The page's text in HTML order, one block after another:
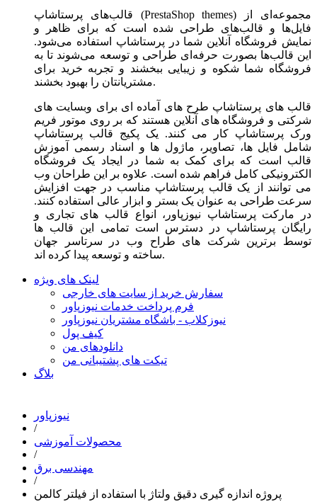
قالب‌های پرستاشاپ (PrestaShop themes) مجموعه‌ای از
فایل‌ها و قالب‌های طراحی شده است که برای ظاهر و
نمایش فروشگاه آنلاین شما در پرستاشاپ استفاده می‌شود.
این قالب‌ها بصورت حرفه‌ای طراحی و توسعه می‌شوند تا به
فروشگاه شما شکوه و زیبایی ببخشند و تجربه خرید برای
مشتریانتان را بهبود بخشند.
قالب های پرستاشاپ طرح های آماده ای برای وبسایت های
شرکتی و فروشگاه های آنلاین هستند که بر روی موتور فریم
ورک پرستاشاپ کار می کنند. یک پکیج قالب پرستاشاپ
شامل فایل ها، تصاویر، ماژول ها و اسناد رسمی آموزش
قالب است که برای کمک به شما در ایجاد یک فروشگاه
الکترونیکی کامل فراهم شده است. علاوه بر این طراحان وب
می توانند از یک قالب پرستاشاپ مناسب در جهت افزایش
سرعت طراحی به عنوان یک بستر و ابزار عالی استفاده کنند.
در مارکت پرستاشاپ نیوزپاور، انواع قالب های تجاری و
رایگان پرستاشاپ در دسترس است تمامی این قالب ها
توسط برترین شرکت های طراح وب در سرتاسر جهان
ساخته و توسعه پیدا کرده اند.
لینک های ویژه
سفارش خرید از سایت های خارجی
فرم پرداخت خدمات نیوزپاور
نیوزکلاب - باشگاه مشتریان نیوزپاور
کیف پول
دانلودهای من
تیکت های پشتیبانی من
بلاگ
نیوزپاور
/
محصولات آموزشی
/
مهندسی برق
/
پروژه اندازه گیری دقیق ولتاژ با استفاده از فیلتر کالمن